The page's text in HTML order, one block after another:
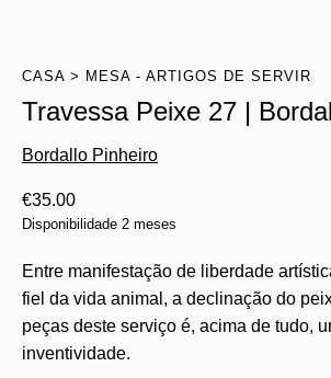
CASA MESA - ARTIGOS DE SERVIR
Travessa Peixe 27 |
Bordallo Pinheiro
€35.00
Disponibilidade 2 meses
Entre manifestação de liberdade
fiel da vida animal, a declinação do
peças deste serviço é, acima de tudo,
inventividade.